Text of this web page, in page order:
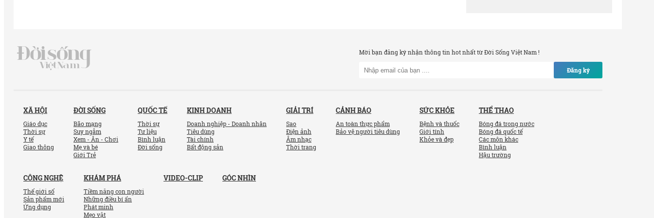
Mời bạn đăng ký nhận thông tin hot nhất từ Đời Sống Việt Nam !
Đăng ký
XÃ HỘI
Giáo dục
Thời sự
Y tế
Giao thông
ĐỜI SỐNG
Bão mạng
Suy ngẫm
Xem - Ăn - Chơi
Mẹ và bé
Giới Trẻ
QUỐC TẾ
Thời sự
Tư liệu
Bình luận
Đời sống
KINH DOANH
Doanh nghiệp - Doanh nhân
Tiêu dùng
Tài chính
Bất động sản
GIẢI TRÍ
Sao
Điện ảnh
Âm nhạc
Thời trang
CẢNH BÁO
An toàn thực phẩm
Bảo vệ người tiêu dùng
SỨC KHỎE
Bệnh và thuốc
Giới tính
Khỏe và đẹp
THỂ THAO
Bóng đá trong nước
Bóng đá quốc tế
Các môn khác
Bình luận
Hậu trường
CÔNG NGHỆ
Thế giới số
Sản phẩm mới
Ứng dụng
KHÁM PHÁ
Tiềm năng con người
Những điều bí ẩn
Phát minh
Mẹo vặt
VIDEO-CLIP GÓC NHÌN